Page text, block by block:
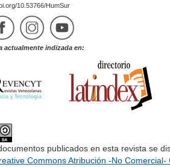
10.53766/HumSur
actualmente indizada en:
publicados en esta revista se
Commons Atribución -No